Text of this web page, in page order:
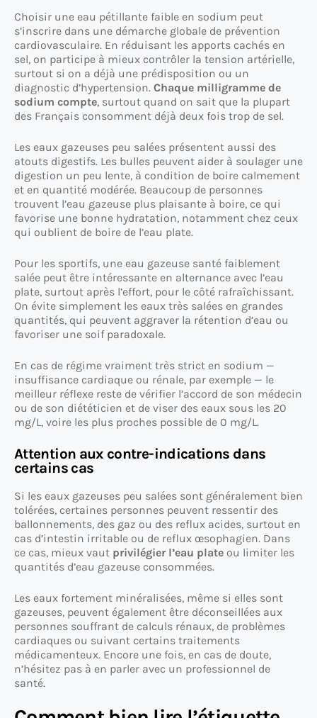
Choisir une eau pétillante faible en sodium peut
s’inscrire dans une démarche globale de prévention
cardiovasculaire. En réduisant les apports cachés en
sel, on participe à mieux contrôler la tension artérielle,
surtout si on a déjà une prédisposition ou un
diagnostic d’hypertension. Chaque milligramme de
sodium compte, surtout quand on sait que la plupart
des Français consomment déjà deux fois trop de sel.
Les eaux gazeuses peu salées présentent aussi des
atouts digestifs. Les bulles peuvent aider à soulager une
digestion un peu lente, à condition de boire calmement
et en quantité modérée. Beaucoup de personnes
trouvent l’eau gazeuse plus plaisante à boire, ce qui
favorise une bonne hydratation, notamment chez ceux
qui oublient de boire de l’eau plate.
Pour les sportifs, une eau gazeuse santé faiblement
salée peut être intéressante en alternance avec l’eau
plate, surtout après l’effort, pour le côté rafraîchissant.
On évite simplement les eaux très salées en grandes
quantités, qui peuvent aggraver la rétention d’eau ou
favoriser une soif paradoxale.
En cas de régime vraiment très strict en sodium —
insuffisance cardiaque ou rénale, par exemple — le
meilleur réflexe reste de vérifier l’accord de son médecin
ou de son diététicien et de viser des eaux sous les 20
mg/L, voire les plus proches possible de 0 mg/L.
Attention aux contre-indications dans
certains cas
Si les eaux gazeuses peu salées sont généralement bien
tolérées, certaines personnes peuvent ressentir des
ballonnements, des gaz ou des reflux acides, surtout en
cas d’intestin irritable ou de reflux œsophagien. Dans
ce cas, mieux vaut privilégier l’eau plate ou limiter les
quantités d’eau gazeuse consommées.
Les eaux fortement minéralisées, même si elles sont
gazeuses, peuvent également être déconseillées aux
personnes souffrant de calculs rénaux, de problèmes
cardiaques ou suivant certains traitements
médicamenteux. Encore une fois, en cas de doute,
n’hésitez pas à en parler avec un professionnel de
santé.